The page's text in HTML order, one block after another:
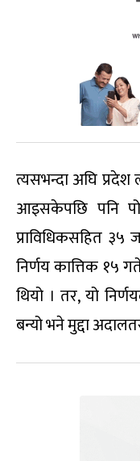
त्यसभन्दा अघि
आइसकेपछि पनि
प्राविधिकसहित ३५
निर्णय कात्तिक १५
थियो । तर, यो
बन्यो भने मुद्दा